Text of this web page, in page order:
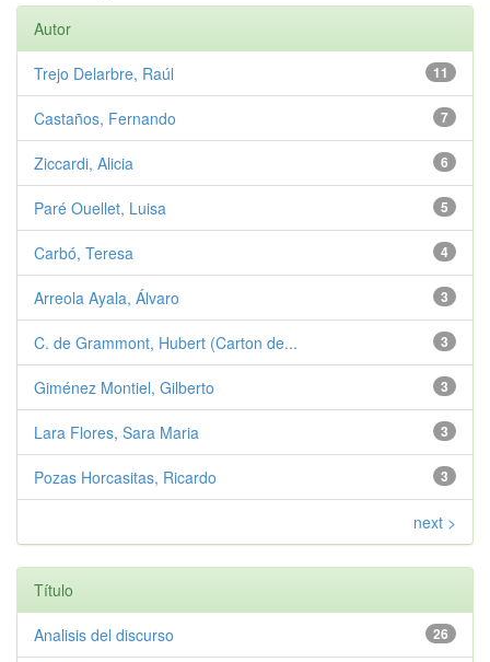
Autor
11
Trejo Delarbre, Raúl
7
Castaños, Fernando
6
Ziccardi, Alicia
5
Paré Ouellet, Luisa
4
Carbó, Teresa
3
Arreola Ayala, Álvaro
3
C. de Grammont, Hubert (Carton de...
3
Giménez Montiel, Gilberto
3
Lara Flores, Sara Maria
3
Pozas Horcasitas, Ricardo
next >
Título
26
Analisis del discurso